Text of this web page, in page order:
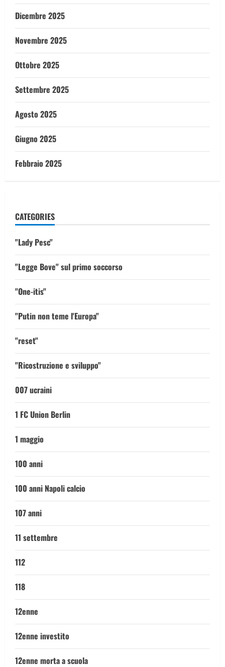
Dicembre 2025
Novembre 2025
Ottobre 2025
Settembre 2025
Agosto 2025
Giugno 2025
Febbraio 2025
CATEGORIES
"Lady Pesc"
"Legge Bove" sul primo soccorso
"One-itis"
"Putin non teme l'Europa"
"reset"
"Ricostruzione e sviluppo"
007 ucraini
1 FC Union Berlin
1 maggio
100 anni
100 anni Napoli calcio
107 anni
11 settembre
112
118
12enne
12enne investito
12enne morta a scuola